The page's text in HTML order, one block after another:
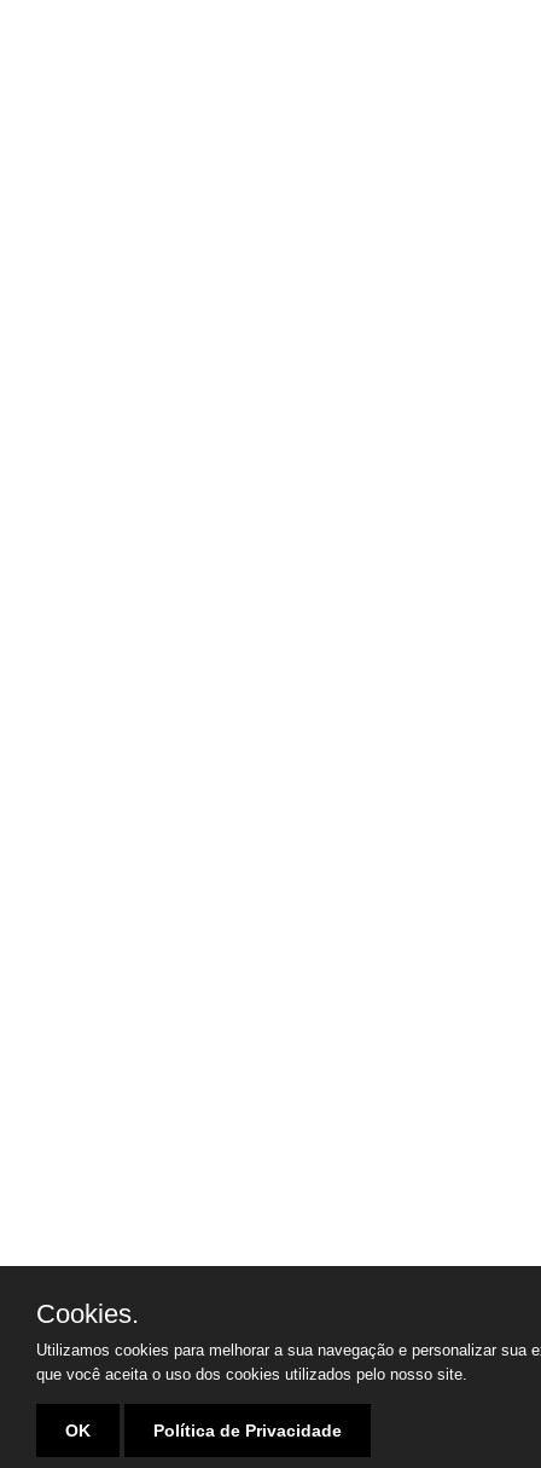
Cookies.
Utilizamos cookies para melhorar a sua navegação e personalizar
que você aceita o uso dos cookies utilizados pelo nosso site.
OK Política de Privacidade